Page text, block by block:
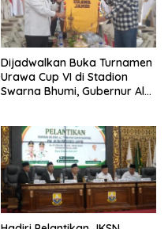
Dijadwalkan Buka Turnamen
Urawa Cup VI di Stadion
Swarna Bhumi, Gubernur Al